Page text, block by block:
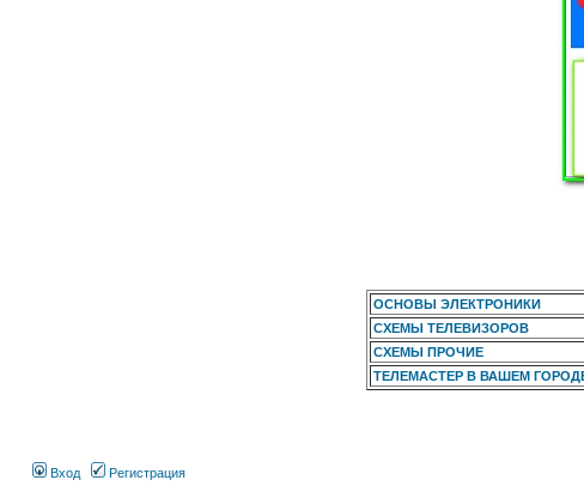
ОСНОВЫ ЭЛЕКТРОНИКИ
СХЕМЫ ТЕЛЕВИЗОРОВ
СХЕМЫ ПРОЧИЕ
ТЕЛЕМАСТЕР В ВАШЕМ
Вход Регистрация